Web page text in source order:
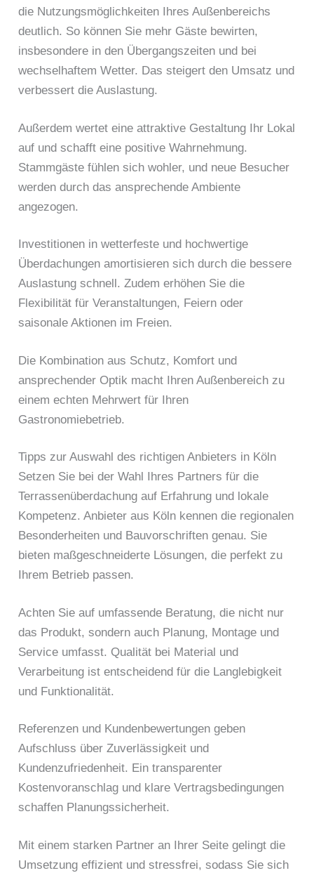
die Nutzungsmöglichkeiten Ihres Außenbereichs
deutlich. So können Sie mehr Gäste bewirten,
insbesondere in den Übergangszeiten und bei
wechselhaftem Wetter. Das steigert den Umsatz und
verbessert die Auslastung.
Außerdem wertet eine attraktive Gestaltung Ihr Lokal
auf und schafft eine positive Wahrnehmung.
Stammgäste fühlen sich wohler, und neue Besucher
werden durch das ansprechende Ambiente
angezogen.
Investitionen in wetterfeste und hochwertige
Überdachungen amortisieren sich durch die bessere
Auslastung schnell. Zudem erhöhen Sie die
Flexibilität für Veranstaltungen, Feiern oder
saisonale Aktionen im Freien.
Die Kombination aus Schutz, Komfort und
ansprechender Optik macht Ihren Außenbereich zu
einem echten Mehrwert für Ihren
Gastronomiebetrieb.
Tipps zur Auswahl des richtigen Anbieters in Köln
Setzen Sie bei der Wahl Ihres Partners für die
Terrassenüberdachung auf Erfahrung und lokale
Kompetenz. Anbieter aus Köln kennen die regionalen
Besonderheiten und Bauvorschriften genau. Sie
bieten maßgeschneiderte Lösungen, die perfekt zu
Ihrem Betrieb passen.
Achten Sie auf umfassende Beratung, die nicht nur
das Produkt, sondern auch Planung, Montage und
Service umfasst. Qualität bei Material und
Verarbeitung ist entscheidend für die Langlebigkeit
und Funktionalität.
Referenzen und Kundenbewertungen geben
Aufschluss über Zuverlässigkeit und
Kundenzufriedenheit. Ein transparenter
Kostenvoranschlag und klare Vertragsbedingungen
schaffen Planungssicherheit.
Mit einem starken Partner an Ihrer Seite gelingt die
Umsetzung effizient und stressfrei, sodass Sie sich